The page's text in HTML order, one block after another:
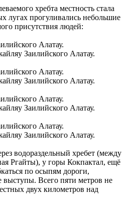
хребта местность стала
лугах прогуливались небольшие
присутствия людей:
Заилийского Алатау.
Заилийского Алатау.
Заилийского Алатау.
Заилийского Алатау.
водораздельный хребет (между
Ргайты), у горы Кокпактал, ещё
по осыпям дороги,
Всего пяти метров не
двух километров над